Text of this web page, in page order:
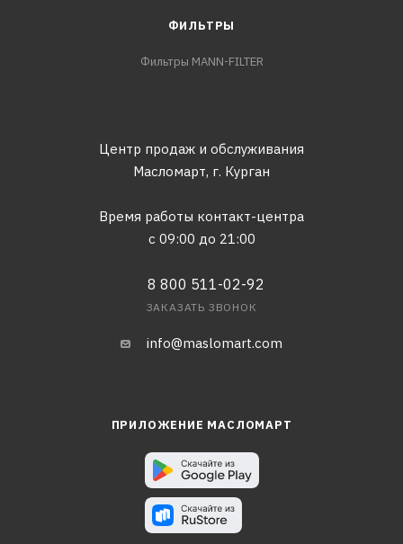
ФИЛЬТРЫ
Фильтры MANN-FILTER
Центр продаж и обслуживания
Масломарт, г. Курган
Время работы контакт-центра
с 09:00 до 21:00
8 800 511-02-92
ЗАКАЗАТЬ ЗВОНОК
info@maslomart.com
ПРИЛОЖЕНИЕ МАСЛОМАРТ